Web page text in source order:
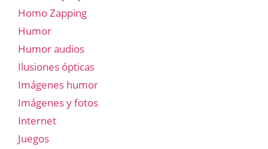
Homo Zapping
Humor
Humor audios
Ilusiones ópticas
Imágenes humor
Imágenes y fotos
Internet
Juegos